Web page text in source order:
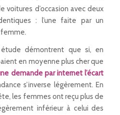
d’occasion avec deux
: l’une faite par un
femme.
démontrent que si, en
en moyenne plus cher que
demande par internet l’écart
s’inverse légèrement. En
les femmes ont reçu plus de
inférieur à celui des